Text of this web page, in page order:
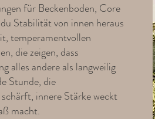
für Beckenboden, Core
Stabilität von innen heraus
temperamentvollen
die zeigen, dass
alles andere als langweilig
Stunde, die
innere Stärke weckt
macht.